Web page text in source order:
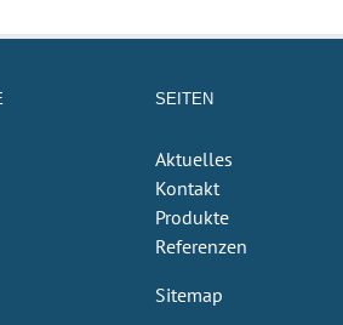
leer.
Feld
SEITEN
Aktuelles
Kontakt
Produkte
Referenzen
Sitemap